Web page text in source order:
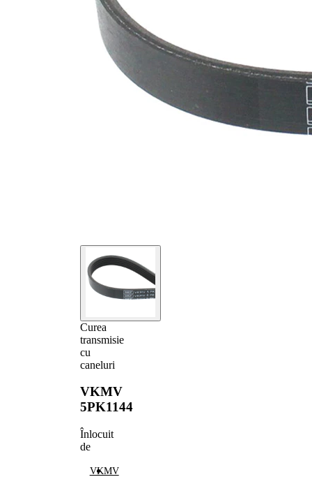
Curea
transmisie
cu
caneluri
VKMV
5PK1144
Înlocuit
de
VKMV